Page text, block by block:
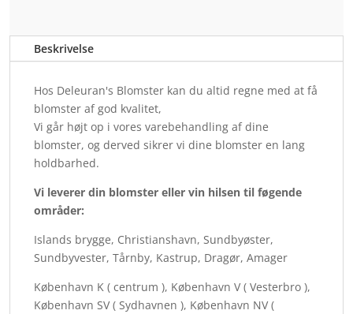
Beskrivelse
Hos Deleuran's Blomster kan du altid regne med at få
blomster af god kvalitet,
Vi går højt op i vores varebehandling af dine
blomster, og derved sikrer vi dine blomster en lang
holdbarhed.
Vi leverer din blomster eller vin hilsen til føgende
områder:
Islands brygge, Christianshavn, Sundbyøster,
Sundbyvester, Tårnby, Kastrup, Dragør, Amager
København K ( centrum ), København V ( Vesterbro ),
København SV ( Sydhavnen ), København NV (